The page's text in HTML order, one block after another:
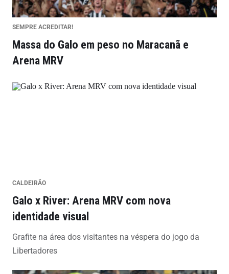
SEMPRE ACREDITAR!
Massa do Galo em peso no Maracanã e
Arena MRV
CALDEIRÃO
Galo x River: Arena MRV com nova
identidade visual
Grafite na área dos visitantes na véspera do jogo da
Libertadores